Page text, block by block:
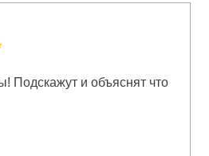
Подскажут и объяснят что